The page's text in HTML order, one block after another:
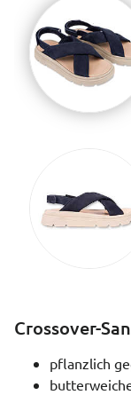
Crossover-
pflanzlich